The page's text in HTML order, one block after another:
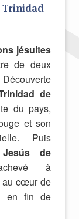
Trinidad
jésuites
de deux
de
du pays,
et son
Puis
Jesús de
à
au cœur de
en fin de